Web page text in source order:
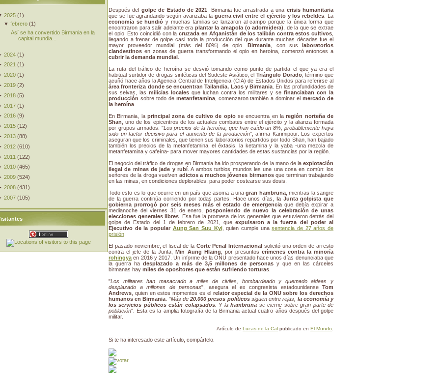
Después del golpe de Estado de 2021 , Birmania fue arrastrada a una crisis humanitaria
que se fue agrandando según avanzaba la guerra civil entre el ejército y los rebeldes . La
economía se hundió y muchas familias se lanzaron al campo porque la única forma que
encontraron para salir adelante era plantar la amapola (o adormidera) , de la que se extrae
el opio. Esto coincidió con la cruzada en Afganistán de los talibán contra estos cultivos
llegando a frenar de golpe casi toda la producción del que durante muchas décadas fue el
mayor proveedor mundial (más del 80%) de opio.Birmania , con suslaboratorios
clandestinos en zonas de guerra transformando el opio en heroína, comenzó entonces a
cubrir la demanda mundial
La ruta del tráfico de heroína se desvió tomando como punto de partida el que ya era el
habitual surtidor de drogas sintéticas del Sudeste Asiático, el Triángulo Dorado, término que
acuñó hace años la Agencia Central de Inteligencia (CIA) de Estados Unidos para referirse al
área fronteriza donde se encuentran Tailandia, Laos y Birmania . En las profundidades de
sus selvas, las milicias locales que luchan contra los militares y se financiaban con la
producción sobre todo de metanfetamina, comenzaron también a dominar elmercado de
la heroína
En Birmania, la principal zona de cultivo de opiose encuentra en laregión norteña de
Shan , uno de los epicentros de los actuales combates entre el ejército y la alianza formada
por grupos armados. "Los precios de la heroína, que han caído un 8%, probablemente haya
sido un factor decisivo para el aumento de la producción", afirma Karimipour. Los expertos
aseguran que los criminales, que tienen sus laboratorios repartidos por todo Shan, han bajado
también los precios de la metanfetamina, el éxtasis, la ketamina y la yaba -una mezcla de
metanfetamina y cafeína- para mover mayores cantidades de estas sustancias por la región.
El negocio del tráfico de drogas en Birmania ha ido prosperando de la mano de la explotación
ilegal de minas de jade y rubí . A ambos turbios mundos les une una cosa en común: los
señores de la droga vuelven adictos a muchos jóvenes birmanosque terminan trabajando
en las minas, en condiciones deplorables, para poder costearse sus dosis.
Todo esto es lo que ocurre en un país que asoma a unagran hambruna, mientras la sangre
de la guerra continúa corriendo por todas partes. Hace unos días, la Junta golpista que
gobierna prorrogó por seis meses más el estado de emergencia que debía expirar a
medianoche del viernes 31 de enero, posponiendo de nuevo la celebración de unas
elecciones generales libres . Esa fue la promesa de los generales que estuvieron detrás del
golpe de Estado del 1 de febrero de 2021, que expulsaron a la fuerza del poder al
Ejecutivo de la popular Aung San Suu Kyi, quien cumple unasentencia de 27 años de
prisión
El pasado noviembre, el fiscal de la Corte Penal Internacional solicitó una orden de arresto
contra el jefe de la Junta,Min Aung Hlaing , por presuntos crímenes contra la minoría
rohingya en 2016 y 2017. Un informe de la ONU presentado hace unos días denunciaba que
la guerra ha desplazado a más de 3,5 millones de personas y que en las cárceles
birmanas hay miles de opositores que están sufriendo torturas
"Los militares han masacrado a miles de civiles, bombardeado y quemado aldeas y
desplazado a millones de personas", asegura el ex congresista estadounidense Tom
Andrews , quien en estos momentos es el relator especial de la ONU sobre los derechos
humanos en Birmania . "Más de20.000 presos políticossiguen entre rejas, la economía y
los servicios públicos están colapsados. Y lahambruna se cierne sobre gran parte de
población". Esta es la amplia fotografía de la Birmania actual cuatro años después del golpe
militar.
Artículo de Lucas de la Cal publicado en El Mundo
Si te ha interesado este artículo, compártelo.
2025 (1)
▼febrero (1)
Así se ha convertido Birmania en la
capital mundia...
2024 (1)
2021 (1 )
2020 (1)
2019 (2)
2018 (5)
2017 (1)
2016 (9)
2015 (12)
2013 (88)
2012 (610)
2011 (122)
2010 (465)
2009 (524)
2008 (431)
2007 (105)